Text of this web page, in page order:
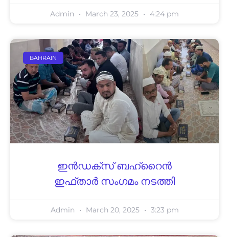
Admin March 23, 2025 4:24 pm
BAHRAIN
ഇന്‍ഡക്‌സ് ബഹ്‌റൈന്‍
ഇഫ്താര്‍ സംഗമം നടത്തി
Admin March 20, 2025 3:23 pm